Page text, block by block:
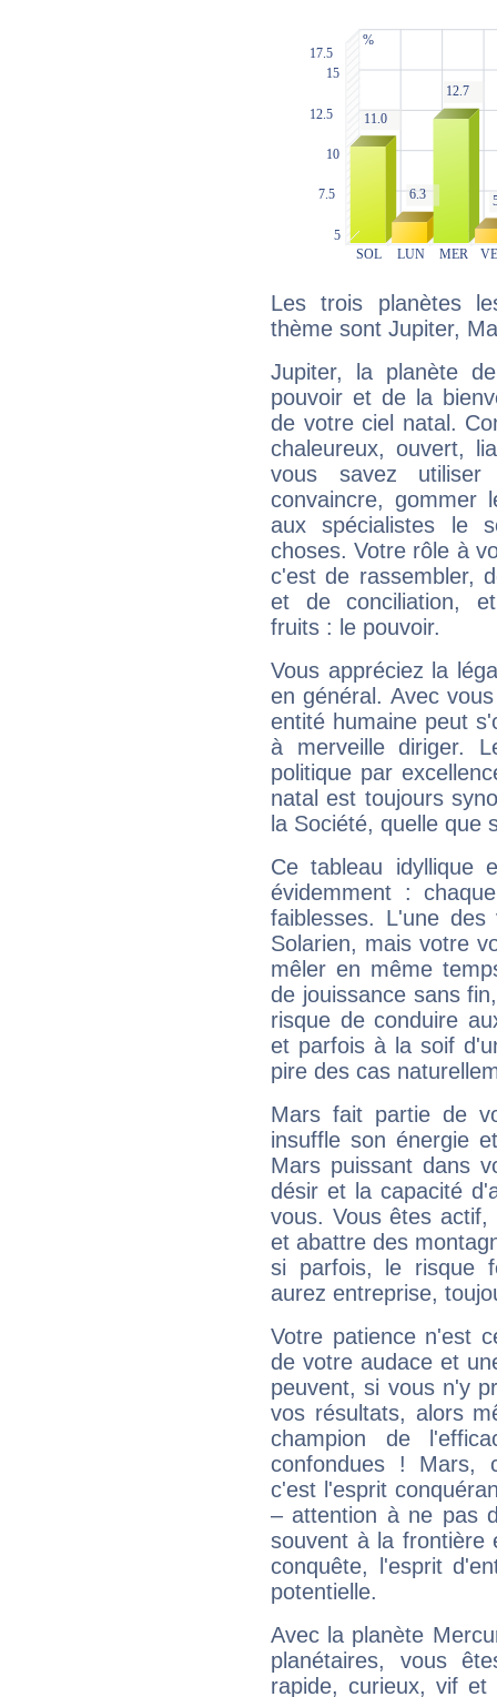
Les trois planètes
thème sont Jupiter,
Jupiter, la planète
pouvoir et de la
de votre ciel natal.
chaleureux, ouvert,
vous savez
convaincre, gommer
aux spécialistes le
choses. Votre rôle à
c'est de rassembler,
et de conciliation,
fruits : le pouvoir.
Vous appréciez la
en général. Avec
entité humaine peut
à merveille diriger.
politique par
natal est toujours
la Société, quelle que
Ce tableau idyllique
évidemment :
faiblesses. L'une
Solarien, mais votre
mêler en même
de jouissance sans
risque de conduire
et parfois à la soif
pire des cas
Mars fait partie de
insuffle son énergie
Mars puissant dans
désir et la capacité
vous. Vous êtes
et abattre des
si parfois, le risque
aurez entreprise,
Votre patience n'est
de votre audace et
peuvent, si vous n'y
vos résultats, alors
champion de
confondues ! Mars,
c'est l'esprit
– attention à ne pas
souvent à la frontière
conquête, l'esprit
potentielle.
Avec la planète
planétaires, vous
rapide, curieux, vif et